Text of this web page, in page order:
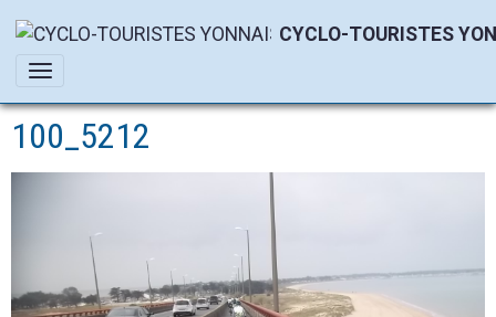
CYCLO-TOURISTES
100_5212